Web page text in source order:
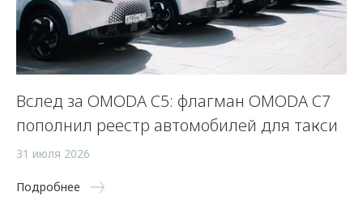
Вслед за OMODA C5: флагман OMODA C7
пополнил реестр автомобилей для такси
31 июля 2026
Подробнее